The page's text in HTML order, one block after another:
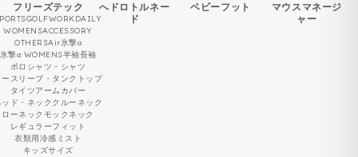
フリーズテック
GOLFWORKDAILY
WOMENSACCESSORY
OTHERSAir氷撃α
氷撃α WOMENS半袖長袖
ポロシャツ・シャツ
ースリーブ・タンクトップ
タイツアームカバー
ッド・ネック クルーネック
ローネック モックネック
レギュラーフィット
衣類用冷感ミスト
キッズサイズ
へドロトルネー
ド
ベビーフット
マウスマネージ
ャー